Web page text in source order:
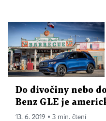
Do divočiny nebo
Benz GLE je
13. 6. 2019 ▪ 3 min. čtení